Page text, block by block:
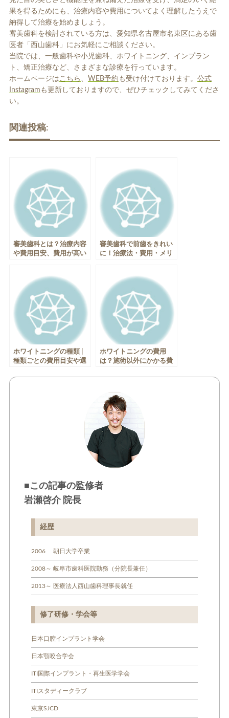
果を得るためにも、治療内容や費用についてよく理解したうえで
納得して治療を始めましょう。
審美歯科を検討されている方は、愛知県名古屋市名東区にある歯
医者「西山歯科」にお気軽にご相談ください。
当院では、一般歯科や小児歯科、ホワイトニング、インプラン
ト、矯正治療など、さまざまな診療を行っています。
ホームページはこちら 、 WEB予約 も受け付けております。 公式
Instagram も更新しておりますので、ぜひチェックしてみてくださ
い。
関連投稿:
審美歯科とは？治療内容
や費用目安、費用が高い
審美歯科で前歯をきれい
に！治療法・費用・メリ
ホワイトニングの種類 |
種類ごとの費用目安や選
ホワイトニングの費用
は？施術以外にかかる費
■この記事の監修者
岩瀬啓介 院長
経歴
2006 朝日大学卒業
2008～ 岐阜市歯科医院勤務（分院長兼任）
2013～ 医療法人西山歯科理事長就任
修了研修・学会等
日本口腔インプラント学会
日本顎咬合学会
ITI国際インプラント・再生医学学会
ITIスタディークラブ
東京SJCD